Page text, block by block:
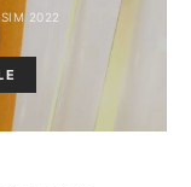
2022